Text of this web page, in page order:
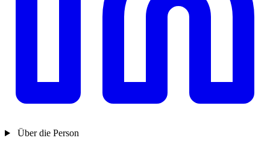
Über die Person